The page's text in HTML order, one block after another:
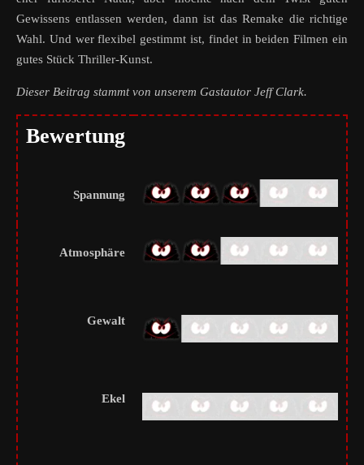
Gewissens entlassen werden, dann ist das Remake die richtige
Wahl. Und wer flexibel gestimmt ist, findet in beiden Filmen ein
gutes Stück Thriller-Kunst.
Dieser Beitrag stammt von unserem Gastautor Jeff Clark.
Bewertung
Spannung
Atmosphäre
Gewalt
Ekel